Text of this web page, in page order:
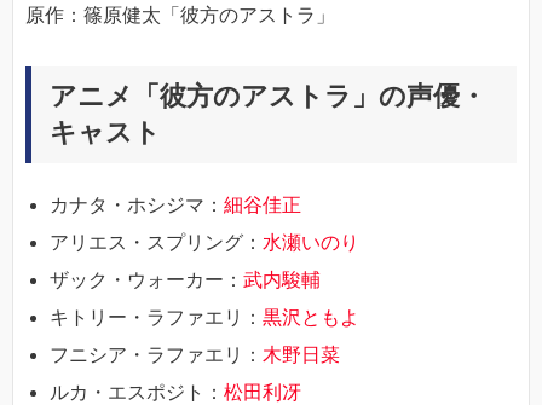
原作：篠原健太「彼方のアストラ」
アニメ「彼方のアストラ」の声優・
キャスト
カナタ・ホシジマ： 細谷佳正
アリエス・スプリング： 水瀬いのり
ザック・ウォーカー： 武内駿輔
キトリー・ラファエリ： 黒沢ともよ
フニシア・ラファエリ： 木野日菜
ルカ・エスポジト： 松田利冴